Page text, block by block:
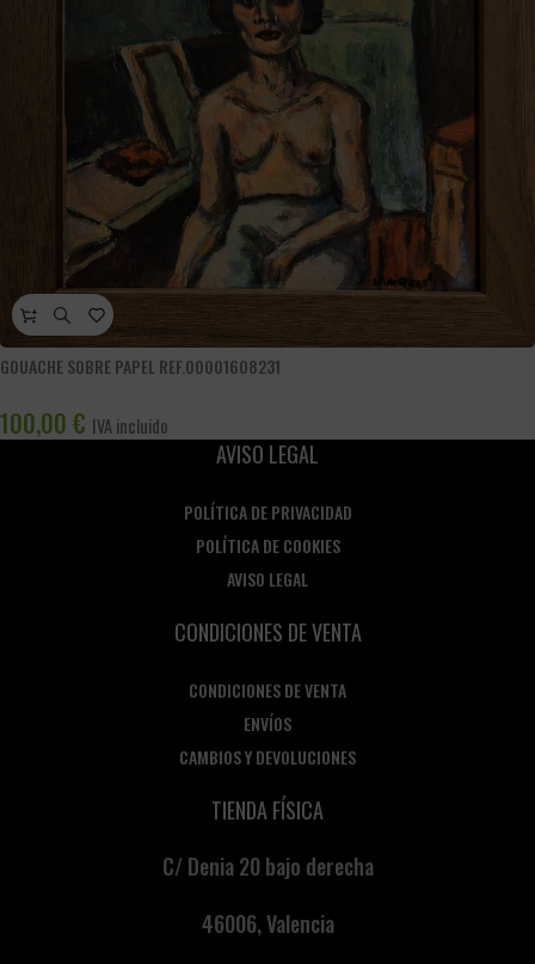
GOUACHE SOBRE PAPEL REF.00001608231
100,00 € IVA incluido
AVISO LEGAL
POLÍTICA DE PRIVACIDAD
POLÍTICA DE COOKIES
AVISO LEGAL
CONDICIONES DE VENTA
CONDICIONES DE VENTA
ENVÍOS
CAMBIOS Y DEVOLUCIONES
TIENDA FÍSICA
C/ Denia 20 bajo derecha
46006, Valencia